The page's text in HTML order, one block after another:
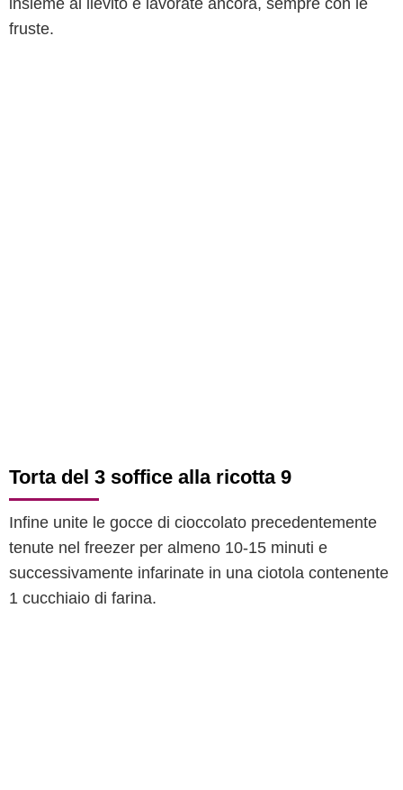
insieme al lievito e lavorate ancora, sempre con le
fruste.
Torta del 3 soffice alla ricotta 9
Infine unite le gocce di cioccolato precedentemente
tenute nel freezer per almeno 10-15 minuti e
successivamente infarinate in una ciotola contenente
1 cucchiaio di farina.